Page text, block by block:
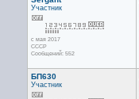
Участник
с мая 2017
CCCP
Сообщений: 552
БП630
Участник